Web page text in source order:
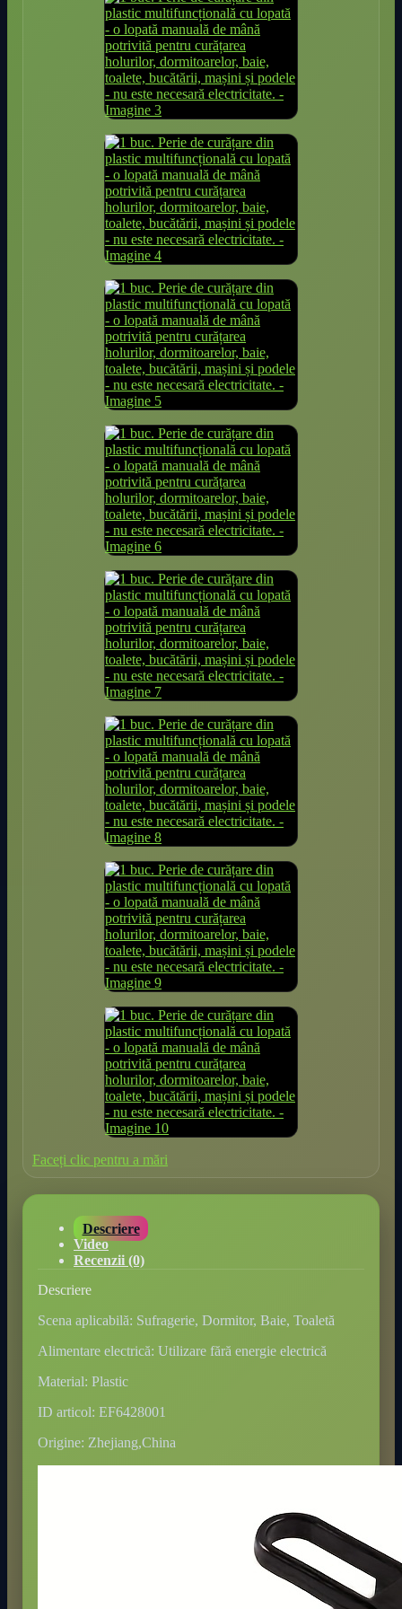
Faceți clic pentru a mări
Descriere
Video
Recenzii (0)
Descriere
Scena aplicabilă: Sufragerie, Dormitor, Baie, Toaletă
Alimentare electrică: Utilizare fără energie electrică
Material: Plastic
ID articol: EF6428001
Origine: Zhejiang,China